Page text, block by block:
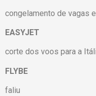
congelamento de vagas
EASYJET
corte dos voos para a
FLYBE
faliu